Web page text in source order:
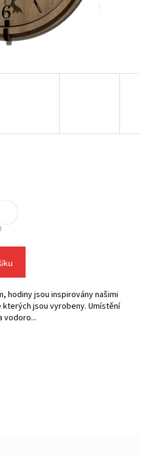
hodiny jsou inspirovány našimi
jsou vyrobeny. Umístění
vodoro...